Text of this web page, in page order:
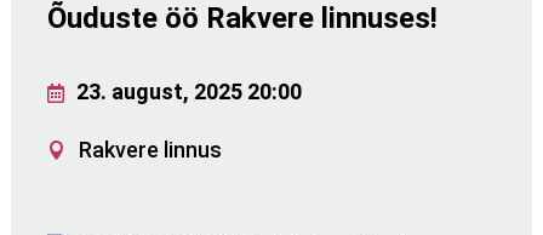
Õuduste öö Rakvere linnuses!
23. august, 2025 20:00
Rakvere linnus